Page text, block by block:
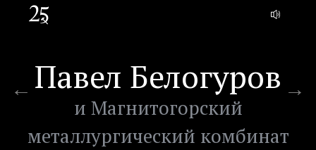
Павел Белогуров
и Магнитогорский
металлургический комбинат